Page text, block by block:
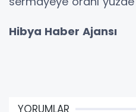
Kamuyu Aydınlatma
yapılan açıklamada,